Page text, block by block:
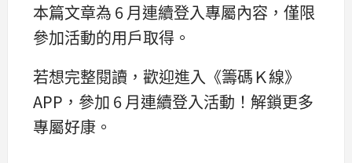
本篇文章為 6 月連續登入專屬內容，僅限
參加活動的用戶取得。
若想完整閱讀，歡迎進入《籌碼Ｋ線》
APP，參加 6 月連續登入活動！解鎖更多
專屬好康。